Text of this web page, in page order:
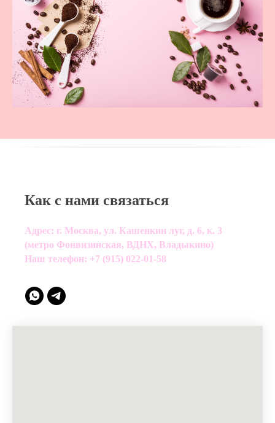
Как с нами связаться
Адрес: г. Москва, ул. Кашенкин луг, д. 6, к. 3
(метро Фонвизинская, ВДНХ, Владыкино)
Наш телефон: +7 (915) 022-01-58